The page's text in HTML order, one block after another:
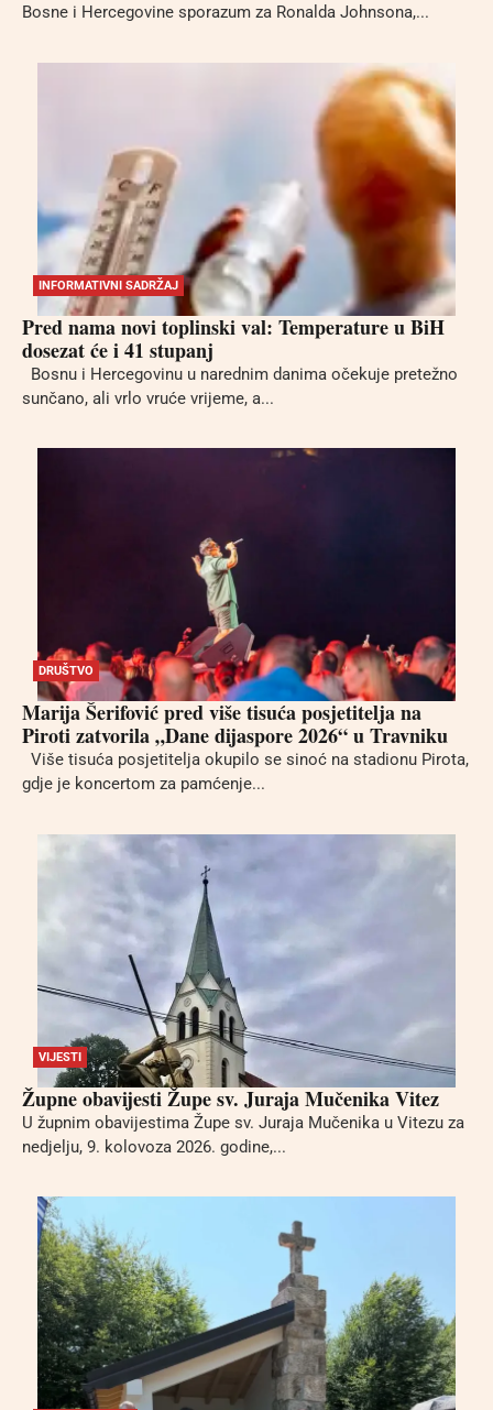
Bosne i Hercegovine sporazum za Ronalda Johnsona,...
INFORMATIVNI SADRŽAJ
Pred nama novi toplinski val: Temperature u BiH
dosezat će i 41 stupanj
Bosnu i Hercegovinu u narednim danima očekuje pretežno
sunčano, ali vrlo vruće vrijeme, a...
DRUŠTVO
Marija Šerifović pred više tisuća posjetitelja na
Piroti zatvorila „Dane dijaspore 2026“ u Travniku
Više tisuća posjetitelja okupilo se sinoć na stadionu Pirota,
gdje je koncertom za pamćenje...
VIJESTI
Župne obavijesti Župe sv. Juraja Mučenika Vitez
U župnim obavijestima Župe sv. Juraja Mučenika u Vitezu za
nedjelju, 9. kolovoza 2026. godine,...